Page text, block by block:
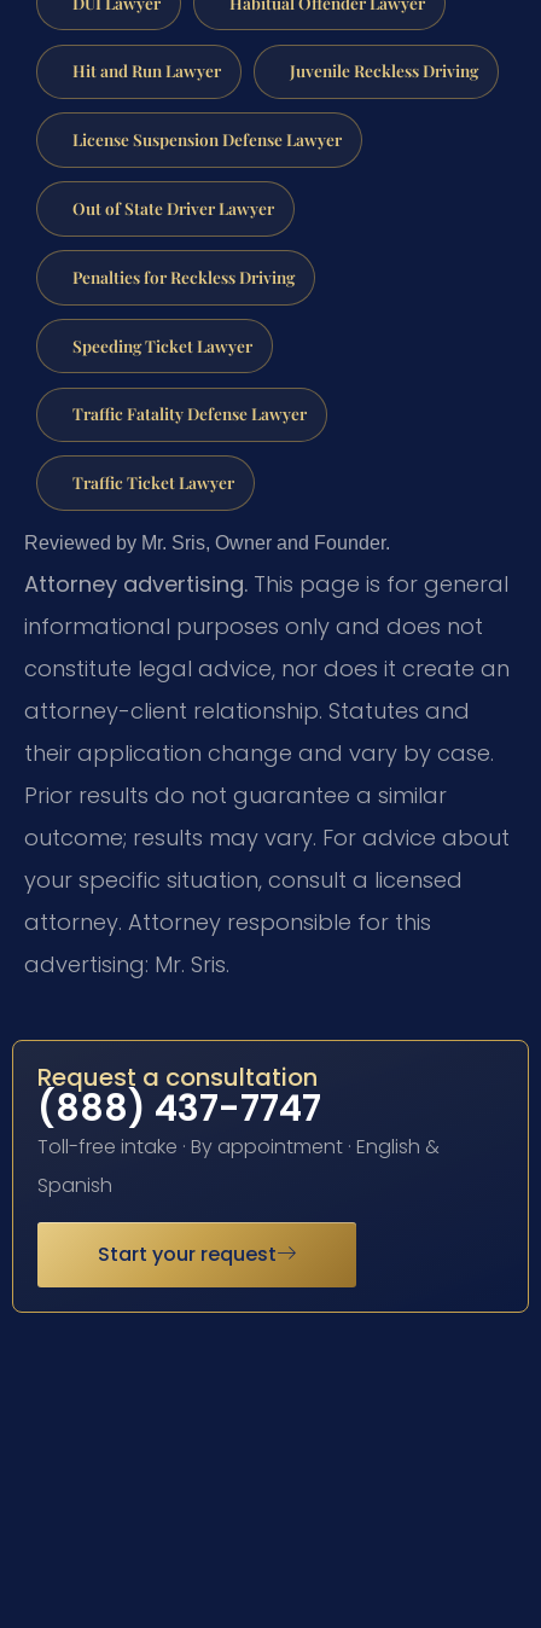
Hit and Run Lawyer Juvenile Reckless Driving
License Suspension Defense Lawyer
Out of State Driver Lawyer
Penalties for Reckless Driving
Speeding Ticket Lawyer
Traffic Fatality Defense Lawyer
Traffic Ticket Lawyer
Reviewed by Mr. Sris, Owner and Founder.
Attorney advertising. This page is for general
informational purposes only and does not
constitute legal advice, nor does it create an
attorney-client relationship. Statutes and
their application change and vary by case.
Prior results do not guarantee a similar
outcome; results may vary. For advice about
your specific situation, consult a licensed
attorney. Attorney responsible for this
advertising: Mr. Sris.
Request a consultation
(888) 437-7747
Toll-free intake · By appointment · English &
Spanish
Start your request